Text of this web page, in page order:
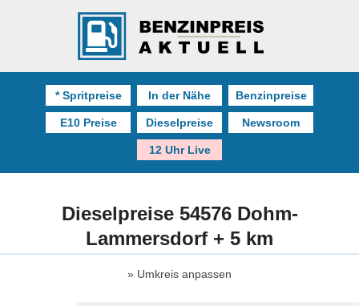
* Spritpreise In der Nähe Benzinpreise
E10 Preise Dieselpreise Newsroom
12 Uhr Live
Dieselpreise 54576 Dohm-
Lammersdorf + 5 km
Umkreis anpassen